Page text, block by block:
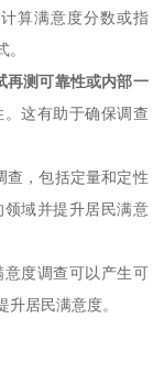
算满意度分数或指
再测可靠性或内部一
这有助于确保调查
查，包括定量和定性
域并提升居民满意
度调查可以产生可
居民满意度。